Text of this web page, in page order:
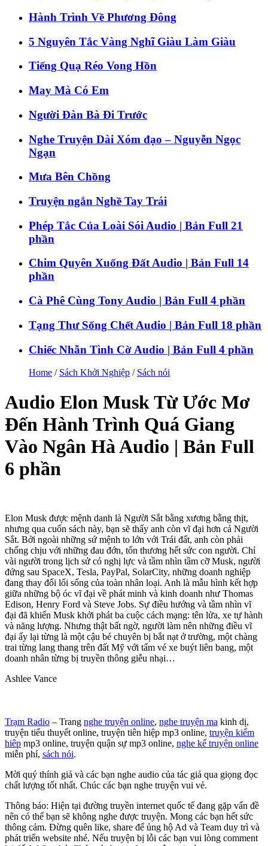
Hành Trình Về Phương Đông
5 Nguyên Tắc Vàng Nghĩ Giàu Làm Giàu
Tiếng Quạ Réo Vong Hồn
May Mà Có Em
Người Đàn Bà Đi Trước
Nghe Truyện Dài Xóm đạo – Nguyễn Ngọc
Ngạn
Mưa Bên Chồng
Truyện ngắn Nghề Tay Trái
Phép Tắc Của Loài Sói Audio | Bản Full 21
phần
Chim Quyên Xuống Đất Audio | Bản Full 14
phần
Cà Phê Cùng Tony Audio | Bản Full 4 phần
Tạng Thư Sống Chết Audio | Bản Full 18 phần
Chiếc Nhẫn Tình Cờ Audio | Bản Full 4 phần
Home / Sách Khởi Nghiệp / Sách nói
Audio Elon Musk Từ Ước Mơ
Đến Hành Trình Quá Giang
Vào Ngân Hà Audio | Bản Full
6 phần
Elon Musk được mệnh danh là Người Sắt bằng xương bằng thịt,
nhưng qua cuốn sách này, bạn sẽ thấy anh còn vĩ đại hơn cả Người
Sắt. Bởi ngoài những sứ mệnh to lớn với Trái đất, anh còn phải
chống chịu với những đau đớn, tổn thương hết sức con người. Chỉ
vài người trong lịch sử có nghị lực và tầm nhìn tầm cỡ Musk, người
đứng sau SpaceX, Tesla, PayPal, SolarCity, những doanh nghiệp
đang thay đổi lối sống của toàn nhân loại. Anh là mẫu hình kết hợp
giữa những bộ óc vĩ đại về phát minh và kinh doanh như Thomas
Edison, Henry Ford và Steve Jobs. Sự điều hướng và tầm nhìn vĩ
đại đã khiến Musk khởi phát ba cuộc cách mạng: tên lửa, xe tự hành
và năng lượng. Nhưng thật bất ngờ, người làm nên những điều vĩ
đại ấy lại từng là một cậu bé chuyên bị bắt nạt ở trường, một chàng
trai từng lang thang trên đất Mỹ với tấm vé xe buýt liên bang, một
doanh nhân từng bị truyền thông giễu nhại…
Ashlee Vance
Trạm Radio – Trang nghe truyện online, nghe truyện ma kinh dị,
truyện tiểu thuyết online, truyện tiên hiệp mp3 online, truyện kiếm
hiêp mp3 online, truyện quận sự mp3 online, nghe kể truyện online
miễn phí, sách nói.
Mời quý thính giả và các bạn nghe audio của tác giả qua giọng đọc
chất lượng tốt nhất. Chúc các bạn nghe truyện vui vẻ.
Thông báo: Hiện tại đường truyền internet quốc tế đang gặp vấn đề
nên có thể bạn sẽ không nghe được truyện. Mong các bạn hết sức
thông cảm. Đừng quên like, share để ủng hộ Ad và Team duy trì và
phát triển website nhé. Nếu truyện bị lỗi các bạn vui lòng comment